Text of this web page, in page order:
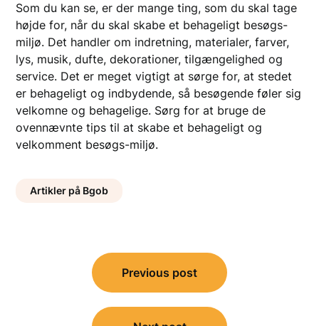
Som du kan se, er der mange ting, som du skal tage
højde for, når du skal skabe et behageligt besøgs-
miljø. Det handler om indretning, materialer, farver,
lys, musik, dufte, dekorationer, tilgængelighed og
service. Det er meget vigtigt at sørge for, at stedet
er behageligt og indbydende, så besøgende føler sig
velkomne og behagelige. Sørg for at bruge de
ovennævnte tips til at skabe et behageligt og
velkomment besøgs-miljø.
Artikler på Bgob
Indlægsnavigation
Previous post